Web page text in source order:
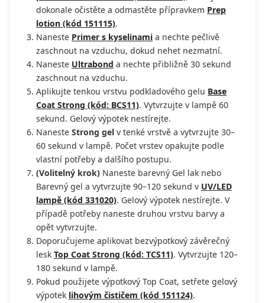
dokonale očistěte a odmastěte přípravkem Prep
lotion (kód 151115).
Naneste Primer s kyselinami a nechte pečlivě
zaschnout na vzduchu, dokud nehet nezmatní.
Naneste Ultrabond a nechte přibližně 30 sekund
zaschnout na vzduchu.
Aplikujte tenkou vrstvu podkladového gelu Base
Coat Strong (kód: BCS11). Vytvrzujte v lampě 60
sekund. Gelový výpotek nestírejte.
Naneste Strong gel v tenké vrstvě a vytvrzujte 30–
60 sekund v lampě. Počet vrstev opakujte podle
vlastní potřeby a dalšího postupu.
(Volitelný krok) Naneste barevný Gel lak nebo
Barevný gel a vytvrzujte 90–120 sekund v UV/LED
lampě (kód 331020). Gelový výpotek nestírejte. V
případě potřeby naneste druhou vrstvu barvy a
opět vytvrzujte.
Doporučujeme aplikovat bezvýpotkový závěrečný
lesk Top Coat Strong (kód: TCS11). Vytvrzujte 120–
180 sekund v lampě.
Pokud použijete výpotkový Top Coat, setřete gelový
výpotek lihovým čističem (kód 151124).